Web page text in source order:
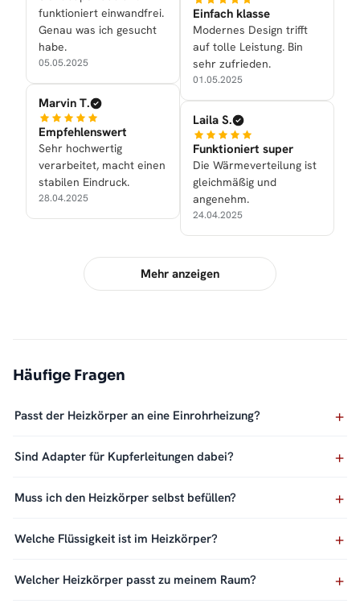
funktioniert einwandfrei.
Genau was ich gesucht
habe.
05.05.2025
Marvin T.
Empfehlenswert
Sehr hochwertig
verarbeitet, macht einen
stabilen Eindruck.
28.04.2025
Einfach klasse
Modernes Design trifft
auf tolle Leistung. Bin
sehr zufrieden.
01.05.2025
Laila S.
Funktioniert super
Die Wärmeverteilung ist
gleichmäßig und
angenehm.
24.04.2025
Mehr anzeigen
Häufige Fragen
Passt der Heizkörper an eine Einrohrheizung?
Sind Adapter für Kupferleitungen dabei?
Muss ich den Heizkörper selbst befüllen?
Welche Flüssigkeit ist im Heizkörper?
Welcher Heizkörper passt zu meinem Raum?